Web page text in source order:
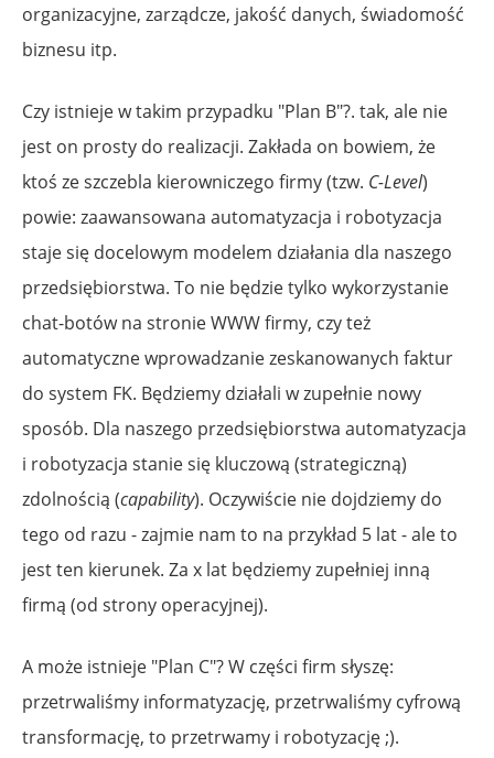
organizacyjne, zarządcze, jakość danych, świadomość
biznesu itp.
Czy istnieje w takim przypadku "Plan B"?. tak, ale nie
jest on prosty do realizacji. Zakłada on bowiem, że
ktoś ze szczebla kierowniczego firmy (tzw. C-Level)
powie: zaawansowana automatyzacja i robotyzacja
staje się docelowym modelem działania dla naszego
przedsiębiorstwa. To nie będzie tylko wykorzystanie
chat-botów na stronie WWW firmy, czy też
automatyczne wprowadzanie zeskanowanych faktur
do system FK. Będziemy działali w zupełnie nowy
sposób. Dla naszego przedsiębiorstwa automatyzacja
i robotyzacja stanie się kluczową (strategiczną)
zdolnością (capability). Oczywiście nie dojdziemy do
tego od razu - zajmie nam to na przykład 5 lat - ale to
jest ten kierunek. Za x lat będziemy zupełniej inną
firmą (od strony operacyjnej).
A może istnieje "Plan C"? W części firm słyszę:
przetrwaliśmy informatyzację, przetrwaliśmy cyfrową
transformację, to przetrwamy i robotyzację ;).